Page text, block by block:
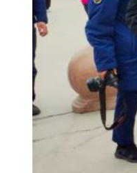
，县应急管理局联合地震
点，工作人员重点围绕草
生产法律法规和安全常识
牧民群众能够掌握基本的